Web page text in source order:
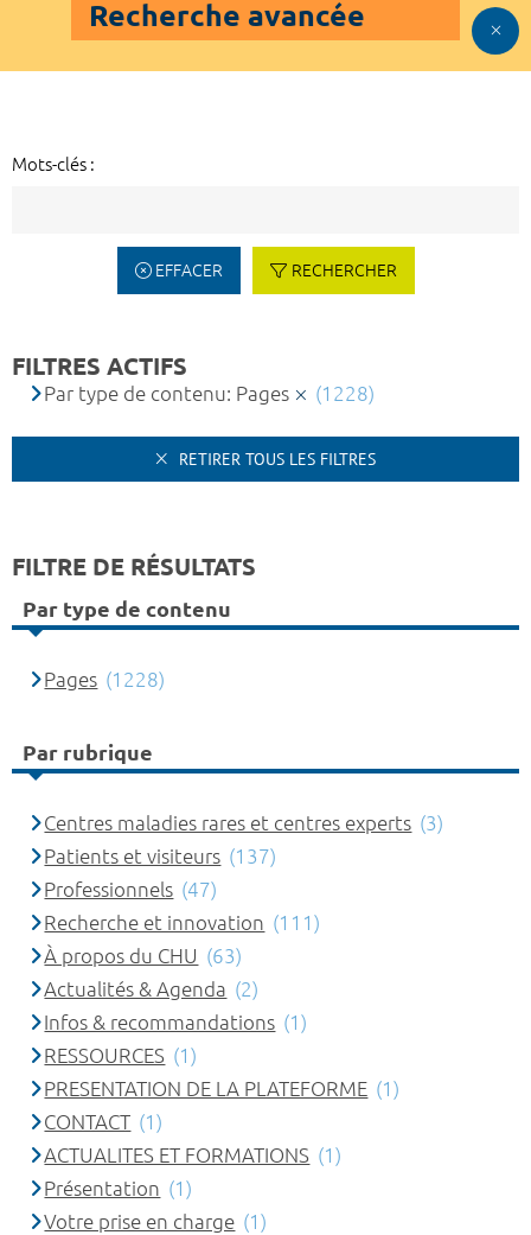
Recherche avancée
Mots-clés :
EFFACER RECHERCHER
FILTRES ACTIFS
Par type de contenu: Pages (1228)
RETIRER TOUS LES FILTRES
FILTRE DE RÉSULTATS
Par type de contenu
Pages (1228)
Par rubrique
Centres maladies rares et centres experts (3)
Patients et visiteurs (137)
Professionnels (47)
Recherche et innovation (111)
À propos du CHU (63)
Actualités & Agenda (2)
Infos & recommandations (1)
RESSOURCES (1)
PRESENTATION DE LA PLATEFORME (1)
CONTACT (1)
ACTUALITES ET FORMATIONS (1)
Présentation (1)
Votre prise en charge (1)